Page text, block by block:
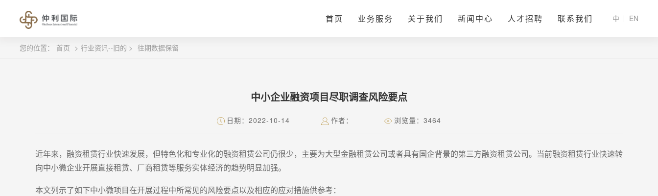
首页 业务服务 关于我们 新闻中心 人才招聘 联系我们 中 EN
您的位置： 首页 > 行业资讯--旧的 > 往期数据保留
中小企业融资项目尽职调查风险要点
日期：2022-10-14 作者： 浏览量：3464
近年来，融资租赁行业快速发展，但特色化和专业化的融资租赁公司仍很少，主要为大型金融租赁公司或者具有国企背景的第三方融资租赁公司。当前融资租赁行业快速转
向中小微企业开展直接租赁、厂商租赁等服务实体经济的趋势明显加强。
本文列示了如下中小微项目在开展过程中所常见的风险要点以及相应的应对措施供参考：